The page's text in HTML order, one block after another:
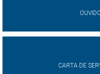
CARTA DE